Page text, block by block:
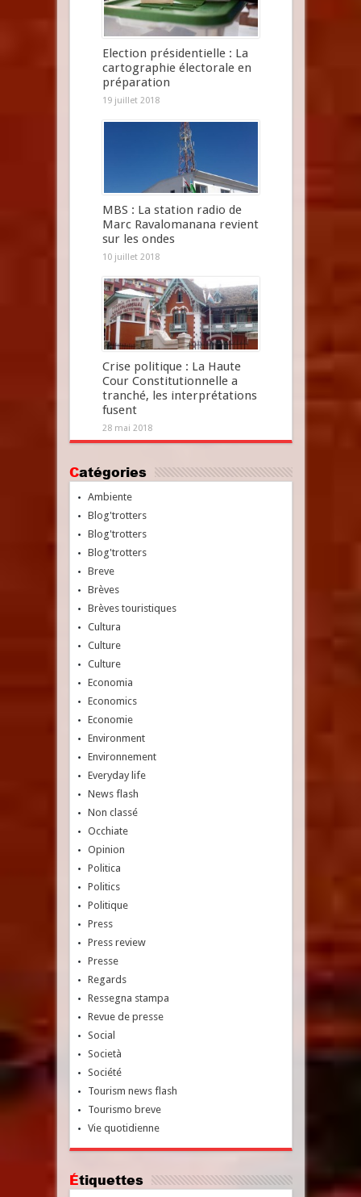
Election présidentielle : La
cartographie électorale en
préparation
19 juillet 2018
MBS : La station radio de
Marc Ravalomanana revient
sur les ondes
10 juillet 2018
Crise politique : La Haute
Cour Constitutionnelle a
tranché, les interprétations
fusent
28 mai 2018
Catégories
Ambiente
Blog'trotters
Blog'trotters
Blog'trotters
Breve
Brèves
Brèves touristiques
Cultura
Culture
Culture
Economia
Economics
Economie
Environment
Environnement
Everyday life
News flash
Non classé
Occhiate
Opinion
Politica
Politics
Politique
Press
Press review
Presse
Regards
Ressegna stampa
Revue de presse
Social
Società
Société
Tourism news flash
Tourismo breve
Vie quotidienne
Étiquettes